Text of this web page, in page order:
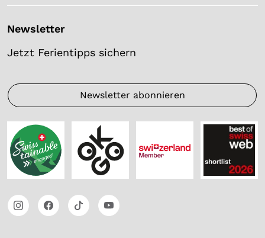
Newsletter
Jetzt Ferientipps sichern
Newsletter abonnieren